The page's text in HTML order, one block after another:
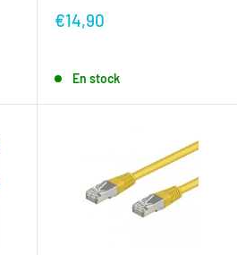
€14,90
En stock